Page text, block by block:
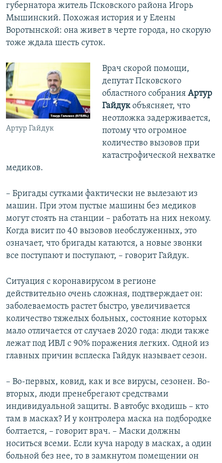
губернатора житель Псковского района Игорь
Мышинский. Похожая история и у Елены
Воротынской: она живет в черте города, но скорую
тоже ждала шесть суток.
Артур Гайдук
Врач скорой помощи,
депутат Псковского
областного собрания Артур
Гайдукобъясняет, что
неотложка задерживается,
потому что огромное
количество вызовов при
катастрофической нехватке
медиков.
– Бригады сутками фактически не вылезают из
машин. При этом пустые машины без медиков
могут стоять на станции – работать на них некому.
Когда висит по 40 вызовов необслуженных, это
означает, что бригады катаются, а новые звонки
все поступают и поступают, – говорит Гайдук.
Ситуация с коронавирусом в регионе
действительно очень сложная, подтверждает он:
заболеваемость растет быстро, увеличивается
количество тяжелых больных, состояние которых
мало отличается от случаев 2020 года: люди также
лежат под ИВЛ с 90% поражения легких. Одной из
главных причин всплеска Гайдук называет сезон.
– Во-первых, ковид, как и все вирусы, сезонен. Во-
вторых, люди пренебрегают средствами
индивидуальной защиты. В автобус входишь – кто
там в масках? И у контролера маска на подбородке
болтается, – говорит врач. – Маски должны
носиться всеми. Если куча народу в масках, а один
больной без нее, то в замкнутом помещении он